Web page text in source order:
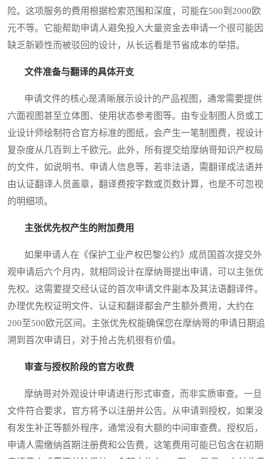
险。这项服务的费用根据检索范围和深度，可能在500到2000欧
元不等。它能帮助申请人避免投入大量资金去申请一个很可能因
缺乏新颖性而被驳回的设计，从长远看是节省成本的举措。
文件准备与翻译的具体开支
申请文件的核心是清晰展示设计的产品视图，通常需要提供
六面视图甚至立体图、使用状态参考图等。由专业制图人员或工
业设计师绘制符合官方标准的图纸，会产生一笔制图费，视设计
复杂度从几百到上千欧元。此外，所有提交给摩纳哥知识产权局
的文件，如说明书、申请人信息等，若非法语，需翻译成法语并
由认证翻译人员盖章，翻译费按字数或页数计算，也是不可忽视
的明细项。
主张优先权产生的附加费用
如果申请人在《保护工业产权巴黎公约》成员国首次提交外
观申请后六个月内，就相同设计在摩纳哥提出申请，可以主张优
先权。这需要提交经认证的首次申请文件副本及其法语翻译件。
办理优先权证明文件、认证和翻译都会产生额外费用，大约在
200至500欧元区间。主张优先权能确保您在摩纳哥的申请日期追
溯到首次申请日，对于抢占先机很有价值。
审查与授权阶段的官方收费
摩纳哥对外观设计申请进行形式审查，而非实质审查。一旦
文件符合要求，官方将予以注册并公告。从申请到授权，如果没
有发生补正等额外程序，通常没有大额的中间审查费。授权后，
申请人需缴纳首期注册费和公告费，这笔费用可能已包含在初期